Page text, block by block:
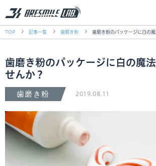
TOP 記事一覧 歯磨き粉 歯磨き粉のパッケージに白の
歯磨き粉のパッケージに白の魔
せんか？
歯磨き粉 2019.08.11